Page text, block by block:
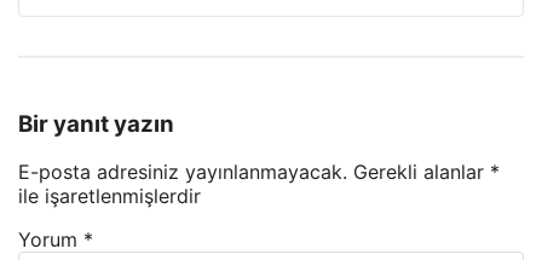
Bir yanıt yazın
E-posta adresiniz yayınlanmayacak. Gerekli alanlar *
ile işaretlenmişlerdir
Yorum *